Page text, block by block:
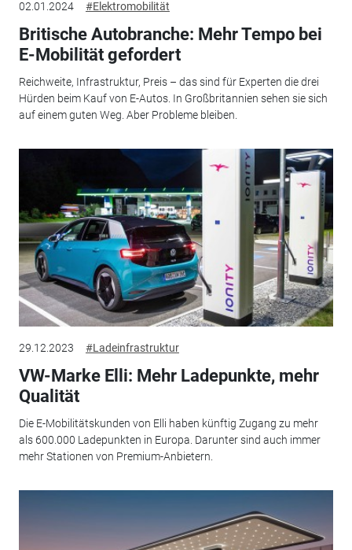
02.01.2024 #Elektromobilität
Britische Autobranche: Mehr Tempo bei
E-Mobilität gefordert
Reichweite, Infrastruktur, Preis – das sind für Experten die drei
Hürden beim Kauf von E-Autos. In Großbritannien sehen sie sich
auf einem guten Weg. Aber Probleme bleiben.
29.12.2023 #Ladeinfrastruktur
VW-Marke Elli: Mehr Ladepunkte, mehr
Qualität
Die E-Mobilitätskunden von Elli haben künftig Zugang zu mehr
als 600.000 Ladepunkten in Europa. Darunter sind auch immer
mehr Stationen von Premium-Anbietern.